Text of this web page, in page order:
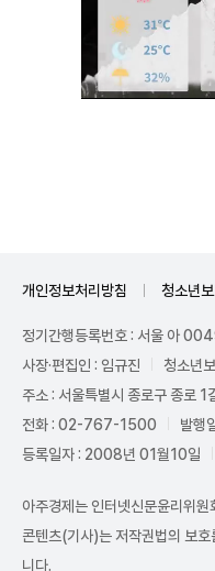
개인정보처리방침 청소년
정기간행등록번호 : 서울 아
사장·편집인 : 임규진
청소년
주소 : 서울특별시 종로구 종로
전화 : 02-767-1500
발행
등록일자 : 2008년 01월10일
아주경제는 인터넷신문윤리위
콘텐츠(기사)는 저작권법의 보
니다.